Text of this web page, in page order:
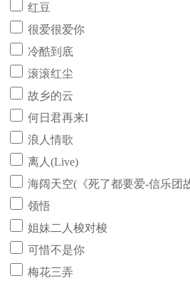
红豆
很爱很爱你
冷酷到底
滚滚红尘
故乡的云
何日君再来I
浪人情歌
离人(Live)
海阔天空(《死了都要爱-信乐团
领悟
姐妹二人梭对梭
可惜不是你
梅花三弄